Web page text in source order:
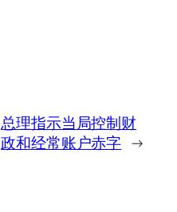
总理指示当局控制财
政和经常账户赤字 →